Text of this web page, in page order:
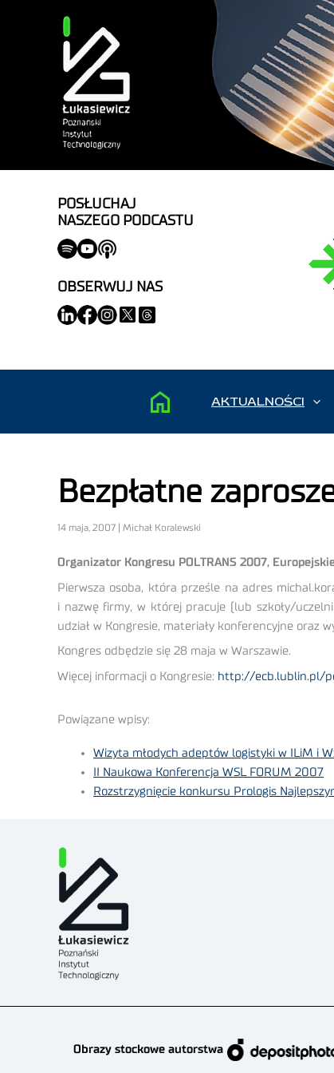
POSŁUCHAJ
NASZEGO PODCASTU
OBSERWUJ NAS
AKTUALNOŚCI
Bezpłatne
14 maja, 2007 | Michał Koralewski
Organizator Kongresu POLTRANS 2007,
Pierwsza osoba, która prześle na adres
i nazwę firmy, w której pracuje (lub szkoły/
udział w Kongresie, materiały konferencyjne oraz
Kongres odbędzie się 28 maja w Warszawie.
Więcej informacji o Kongresie: http://ecb.lublin.pl/
Powiązane wpisy:
Wizyta młodych adeptów logistyki w ILiM i
II Naukowa Konferencja WSL FORUM 2007
Rozstrzygnięcie konkursu Prologis
Obrazy stockowe autorstwa